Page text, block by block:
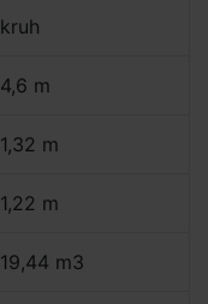
kruh
4,6 m
1,32 m
1,22 m
19,44 m3